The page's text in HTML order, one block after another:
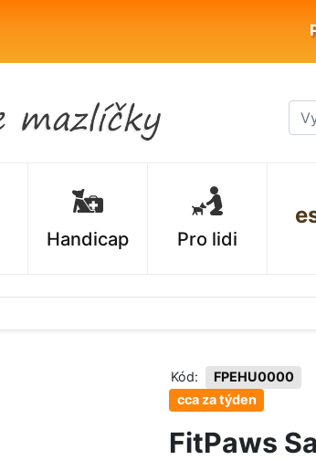
Handicap Pro lidi
Kód: FPEHU0000
cca za týden
FitPaws